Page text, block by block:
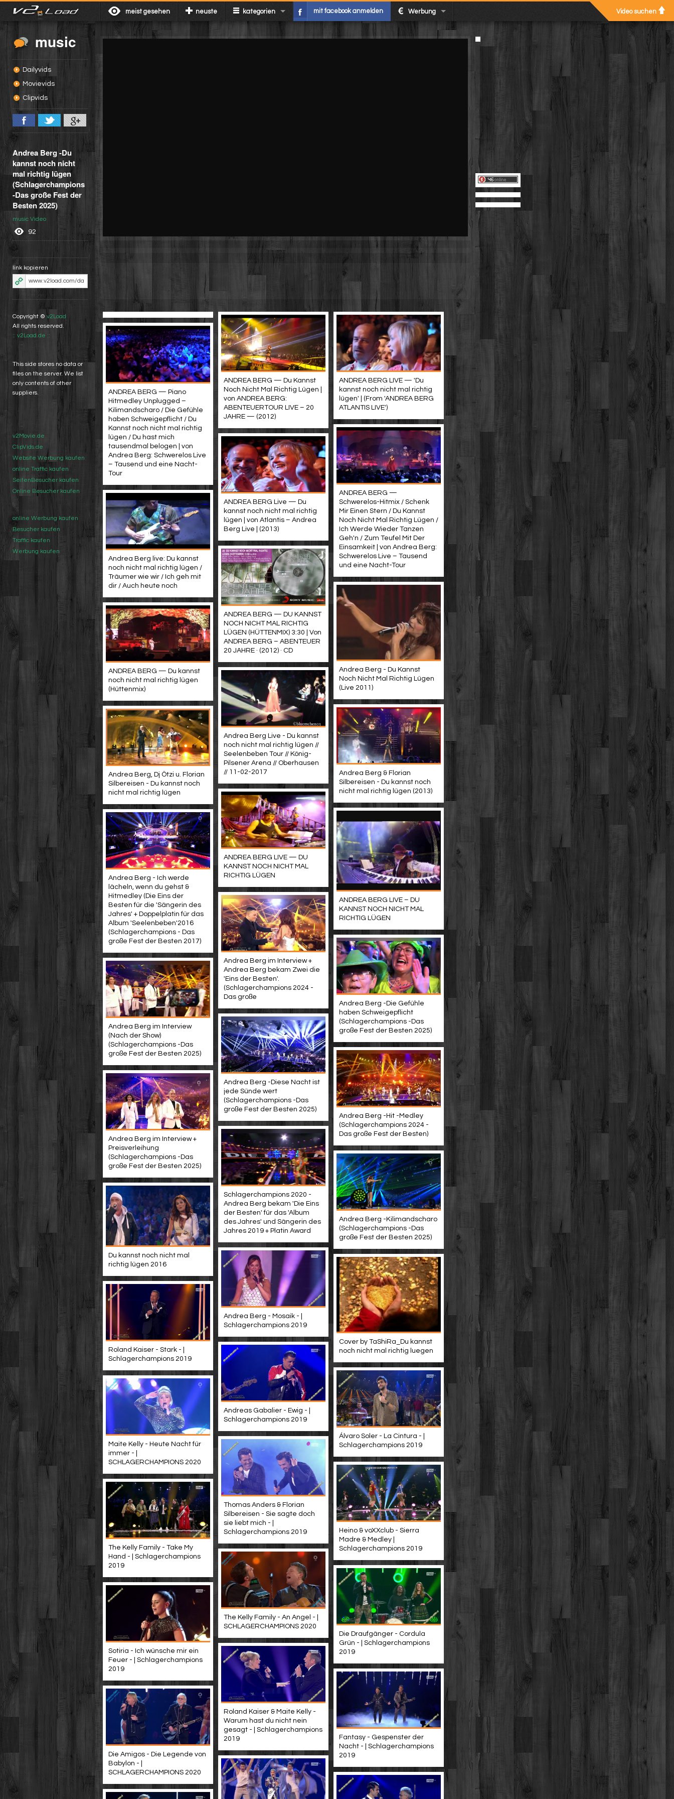
meist gesehen neuste kategorien mit facebook anmelden Werbung Video suchen
music
Dailyvids
Movievids
Clipvids
Andrea Berg -Du
kannst noch nicht
mal richtig lügen
(Schlagerchampions
-Das große Fest der
Besten 2025)
music Video
92
link kopieren
Copyright © v2Load
All rights reserved.
:: v2Load.de ::
This side stores no data or
files on the server. We list
only contents of other
suppliers.
v2Movie.de
ClipVids.de
Website Werbung kaufen
online Traffic kaufen
SeitenBesucher kaufen
Online Besucher kaufen
online Werbung kaufen
Besucher kaufen
Traffic kaufen
Werbung kaufen
ANDREA BERG — Du Kannst
Noch Nicht Mal Richtig Lügen |
von ANDREA BERG:
ABENTEUERTOUR LIVE – 20
JAHRE — (2012)
ANDREA BERG LIVE — 'Du
kannst noch nicht mal richtig
lügen' | (From 'ANDREA BERG
ATLANTIS LIVE')
ANDREA BERG — Piano
Hitmedley Unplugged –
Kilimandscharo / Die Gefühle
haben Schweigepflicht / Du
Kannst noch nicht mal richtig
lügen / Du hast mich
tausendmal belogen | von
Andrea Berg: Schwerelos Live
– Tausend und eine Nacht-
Tour
ANDREA BERG —
Schwerelos-Hitmix / Schenk
Mir Einen Stern / Du Kannst
Noch Nicht Mal Richtig Lügen /
Ich Werde Wieder Tanzen
Geh'n / Zum Teufel Mit Der
Einsamkeit | von Andrea Berg:
Schwerelos Live – Tausend
und eine Nacht-Tour
ANDREA BERG Live — Du
kannst noch nicht mal richtig
lügen | von Atlantis – Andrea
Berg Live | (2013)
Andrea Berg live: Du kannst
noch nicht mal richtig lügen /
Träumer wie wir / Ich geh mit
dir / Auch heute noch
ANDREA BERG — DU KANNST
NOCH NICHT MAL RICHTIG
LÜGEN (HÜTTENMIX) 3:30 | Von
ANDREA BERG – ABENTEUER
20 JAHRE · (2012) · CD
Andrea Berg - Du Kannst
Noch Nicht Mal Richtig Lügen
(Live 2011)
ANDREA BERG — Du kannst
noch nicht mal richtig lügen
(Hüttenmix)
Andrea Berg Live - Du kannst
noch nicht mal richtig lügen //
Seelenbeben Tour // König-
Pilsener Arena // Oberhausen
// 11-02-2017
Andrea Berg & Florian
Silbereisen - Du kannst noch
nicht mal richtig lügen (2013)
Andrea Berg, Dj Ötzi u. Florian
Silbereisen - Du kannst noch
nicht mal richtig lügen
ANDREA BERG LIVE — DU
KANNST NOCH NICHT MAL
RICHTIG LÜGEN
ANDREA BERG LIVE – DU
KANNST NOCH NICHT MAL
RICHTIG LÜGEN
Andrea Berg - Ich werde
lächeln, wenn du gehst &
Hitmedley (Die Eins der
Besten für die 'Sängerin des
Jahres' + Doppelplatin für das
Album 'Seelenbeben'2016
(Schlagerchampions - Das
große Fest der Besten 2017)
Andrea Berg im Interview +
Andrea Berg bekam Zwei die
'Eins der Besten'.
(Schlagerchampions 2024 -
Das große
Andrea Berg -Die Gefühle
haben Schweigepflicht
(Schlagerchampions -Das
große Fest der Besten 2025)
Andrea Berg im Interview
(Nach der Show)
(Schlagerchampions -Das
große Fest der Besten 2025)
Andrea Berg -Diese Nacht ist
jede Sünde wert
(Schlagerchampions -Das
große Fest der Besten 2025)
Andrea Berg -Hit -Medley
(Schlagerchampions 2024 -
Das große Fest der Besten)
Andrea Berg im Interview +
Preisverleihung
(Schlagerchampions -Das
große Fest der Besten 2025)
Schlagerchampions 2020 -
Andrea Berg bekam 'Die Eins
der Besten' für das 'Album
des Jahres' und Sängerin des
Jahres 2019 + Platin Award
Andrea Berg -Kilimandscharo
(Schlagerchampions -Das
große Fest der Besten 2025)
Du kannst noch nicht mal
richtig lügen 2016
Andrea Berg - Mosaik - |
Schlagerchampions 2019
Cover by TaShiRa_Du kannst
noch nicht mal richtig luegen
Roland Kaiser - Stark - |
Schlagerchampions 2019
Andreas Gabalier - Ewig - |
Schlagerchampions 2019
Álvaro Soler - La Cintura - |
Schlagerchampions 2019
Maite Kelly - Heute Nacht für
immer - |
SCHLAGERCHAMPIONS 2020
Thomas Anders & Florian
Silbereisen - Sie sagte doch
sie liebt mich - |
Schlagerchampions 2019
Heino & voXXclub - Sierra
Madre & Medley |
Schlagerchampions 2019
The Kelly Family - Take My
Hand - | Schlagerchampions
2019
The Kelly Family - An Angel - |
SCHLAGERCHAMPIONS 2020
Die Draufgänger - Cordula
Grün - | Schlagerchampions
2019
Sotiria - Ich wünsche mir ein
Feuer - | Schlagerchampions
2019
Roland Kaiser & Maite Kelly -
Warum hast du nicht nein
gesagt - | Schlagerchampions
2019
Fantasy - Gespenster der
Nacht - | Schlagerchampions
2019
Die Amigos - Die Legende von
Babylon - |
SCHLAGERCHAMPIONS 2020